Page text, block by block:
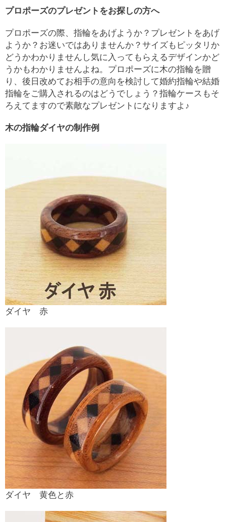
プロポーズのプレゼントをお探しの方へ
プロポーズの際、指輪をあげようか？プレゼントをあげ
ようか？お迷いではありませんか？サイズもピッタリか
どうかわかりませんし気に入ってもらえるデザインかど
うかもわかりませんよね。プロポーズに木の指輪を贈
り、後日改めてお相手の意向を検討して婚約指輪や結婚
指輪をご購入されるのはどうでしょう？指輪ケースもそ
ろえてますので素敵なプレゼントになりますよ♪
木の指輪ダイヤの制作例
ダイヤ 赤
ダイヤ 黄色と赤